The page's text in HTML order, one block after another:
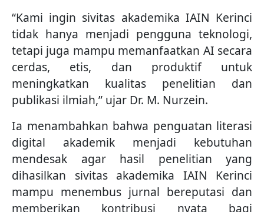
“Kami ingin sivitas akademika IAIN Kerinci
tidak hanya menjadi pengguna teknologi,
tetapi juga mampu memanfaatkan AI secara
cerdas, etis, dan produktif untuk
meningkatkan kualitas penelitian dan
publikasi ilmiah,” ujar Dr. M. Nurzein.
Ia menambahkan bahwa penguatan literasi
digital akademik menjadi kebutuhan
mendesak agar hasil penelitian yang
dihasilkan sivitas akademika IAIN Kerinci
mampu menembus jurnal bereputasi dan
memberikan kontribusi nyata bagi